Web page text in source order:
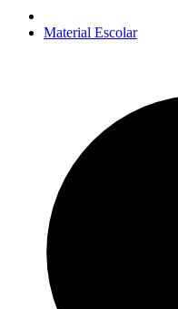
Material Escolar